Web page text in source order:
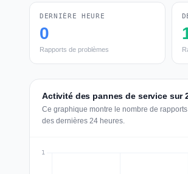
DERNIÈRE HEURE
0
Rapports de problèmes
Activité des pannes de service sur
Ce graphique montre le nombre de
des dernières 24 heures.